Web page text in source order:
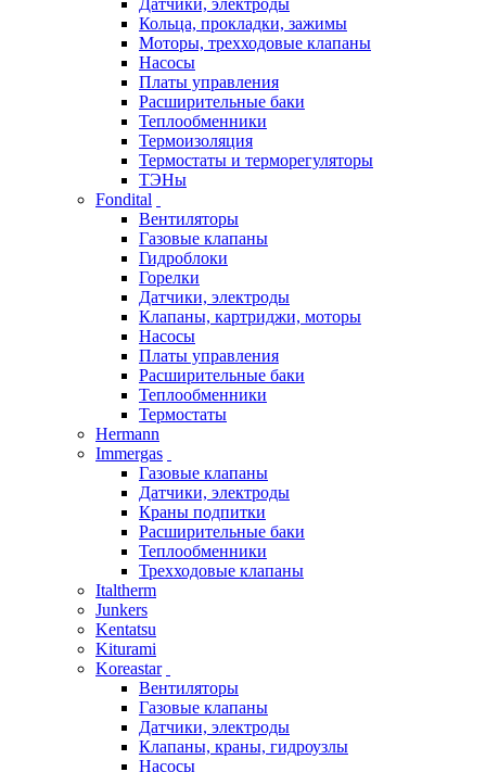
Датчики, электроды
Кольца, прокладки, зажимы
Моторы, трехходовые клапаны
Насосы
Платы управления
Расширительные баки
Теплообменники
Термоизоляция
Термостаты и терморегуляторы
ТЭНы
Fondital
Вентиляторы
Газовые клапаны
Гидроблоки
Горелки
Датчики, электроды
Клапаны, картриджи, моторы
Насосы
Платы управления
Расширительные баки
Теплообменники
Термостаты
Hermann
Immergas
Газовые клапаны
Датчики, электроды
Краны подпитки
Расширительные баки
Теплообменники
Трехходовые клапаны
Italtherm
Junkers
Kentatsu
Kiturami
Koreastar
Вентиляторы
Газовые клапаны
Датчики, электроды
Клапаны, краны, гидроузлы
Насосы